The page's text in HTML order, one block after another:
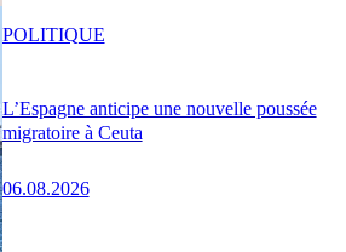
L’Espagne anticipe une nouvelle poussée
migratoire à Ceuta
06.08.2026
POLITIQUE